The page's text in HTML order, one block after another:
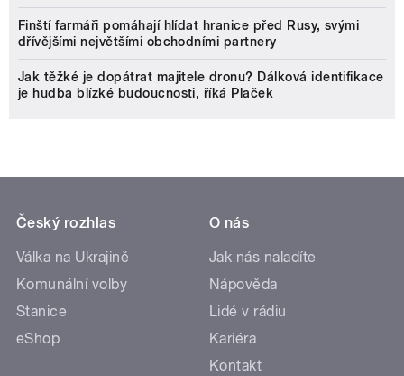
Finští farmáři pomáhají hlídat hranice před Rusy, svými
dřívějšími největšími obchodními partnery
Jak těžké je dopátrat majitele dronu? Dálková identifikace
je hudba blízké budoucnosti, říká Plaček
Český rozhlas
Válka na Ukrajině
Komunální volby
Stanice
eShop
O nás
Jak nás naladíte
Nápověda
Lidé v rádiu
Kariéra
Kontakt